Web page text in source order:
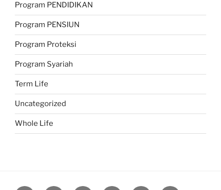
Program PENDIDIKAN
Program PENSIUN
Program Proteksi
Program Syariah
Term Life
Uncategorized
Whole Life